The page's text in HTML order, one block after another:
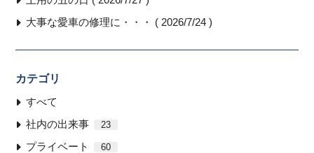
大事な愛車の修理に・・・ ( 2026/7/24 )
カテゴリ
すべて
社内の出来事
23
プライベート 60